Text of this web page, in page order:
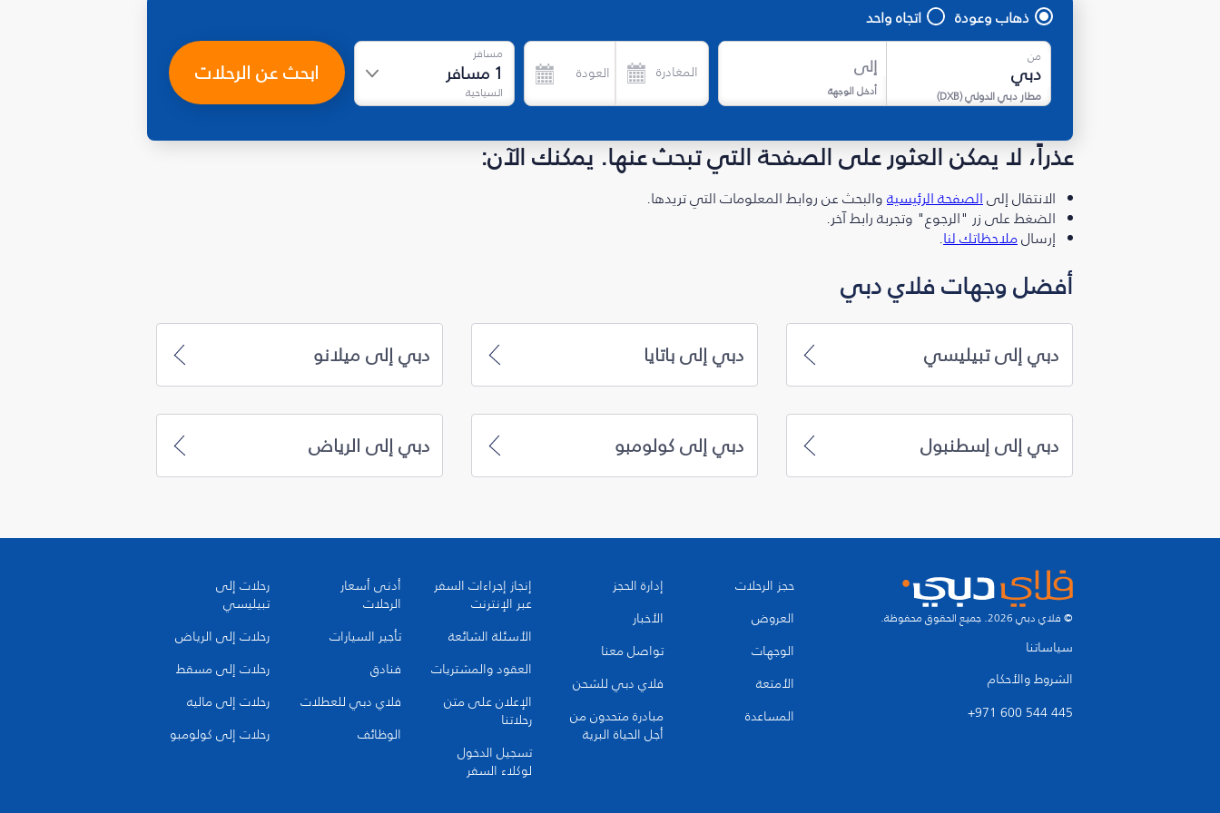
ذهاب وعودة اتجاه واحد
من
مطار دبي الدولي(
DXB
)
إلى
أدخل الوجهة
المغادرة العودة
مسافر
1 مسافر
السياحية
ابحث عن الرحلات
عذراً، لا يمكن العثور على الصفحة التي تبحث عنها. يمكنك الآن:
الانتقال إلى الصفحة الرئيسية والبحث عن روابط المعلومات التي تريدها.
الضغط على زر "الرجوع" وتجربة رابط آخر.
إرسالملاحظاتك لنا.
أفضل وجهات فلاي دبي
دبي إلى تبيليسي دبي إلى باتايا دبي إلى ميلانو
دبي إلى إسطنبول دبي إلى كولومبو دبي إلى الرياض
© فلاي دبي 2026. جميع الحقوق محفوظة.
سياساتنا
الشروط والأحكام
+971 600 544 445
حجز الرحلات
العروض
الوجهات
الأمتعة
المساعدة
إدارة الحجز
الأخبار
تواصل معنا
فلاي دبي للشحن
مبادرة متحدون من
أجل الحياة البرية
إنجاز إجراءات السفر
عبر الإنترنت
الأسئلة الشائعة
العقود والمشتريات
الإعلان على متن
رحلاتنا
تسجيل الدخول
لوكلاء السفر
أدنى أسعار
الرحلات
تأجير السيارات
فنادق
فلاي دبي للعطلات
الوظائف
رحلات إلى
تبيليسي
رحلات إلى الرياض
رحلات إلى مسقط
رحلات إلى ماليه
رحلات إلى كولومبو